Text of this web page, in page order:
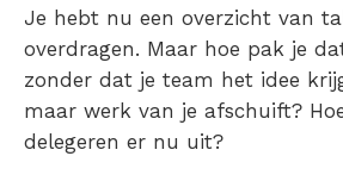
Je hebt nu een overzicht van
overdragen. Maar hoe pak je
zonder dat je team het idee
maar werk van je afschuift?
delegeren er nu uit?